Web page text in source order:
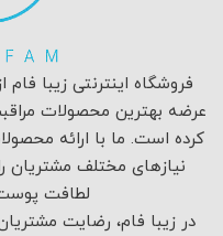
عرضه بهترین محصولات
کرده است. ما با ارائه
نیازهای مختلف مشتریان
لطافت پوست
در زیبا فام، رضایت